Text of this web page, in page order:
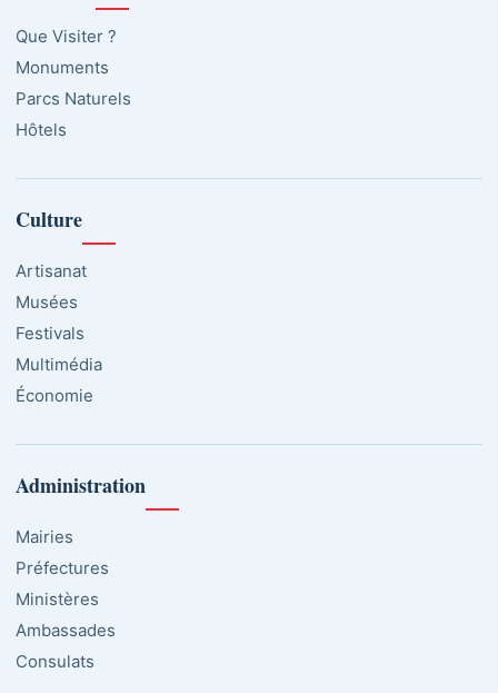
Que Visiter ?
Monuments
Parcs Naturels
Hôtels
Culture
Artisanat
Musées
Festivals
Multimédia
Économie
Administration
Mairies
Préfectures
Ministères
Ambassades
Consulats